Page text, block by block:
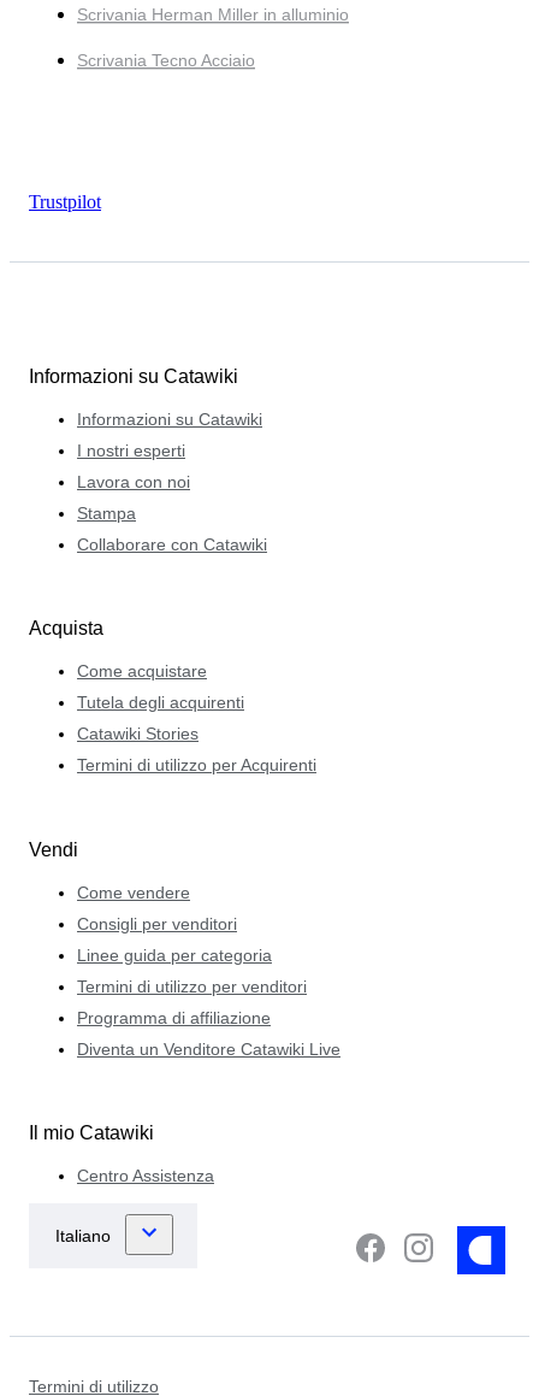
Scrivania Herman Miller in alluminio
Scrivania Tecno Acciaio
Trustpilot
Informazioni su Catawiki
Informazioni su Catawiki
I nostri esperti
Lavora con noi
Stampa
Collaborare con Catawiki
Acquista
Come acquistare
Tutela degli acquirenti
Catawiki Stories
Termini di utilizzo per Acquirenti
Vendi
Come vendere
Consigli per venditori
Linee guida per categoria
Termini di utilizzo per venditori
Programma di affiliazione
Diventa un Venditore Catawiki Live
Il mio Catawiki
Centro Assistenza
Termini di utilizzo